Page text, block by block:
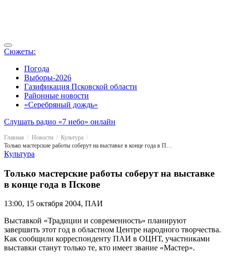
Сюжеты:
Погода
Выборы-2026
Газификация Псковской области
Районные новости
«Серебряный дождь»
Слушать радио «7 небо» онлайн
Главная Новости
Культура
Только мастерские работы соберут на выставке в конце года в Пскове
Культура
Только мастерские работы соберут на выставке
в конце года в Пскове
13:00, 15 октября 2004, ПАИ
Выставкой «Традиции и современность» планируют
завершить этот год в областном Центре народного творчества.
Как сообщили корреспонденту ПАИ в ОЦНТ, участниками
выставки станут только те, кто имеет звание «Мастер».